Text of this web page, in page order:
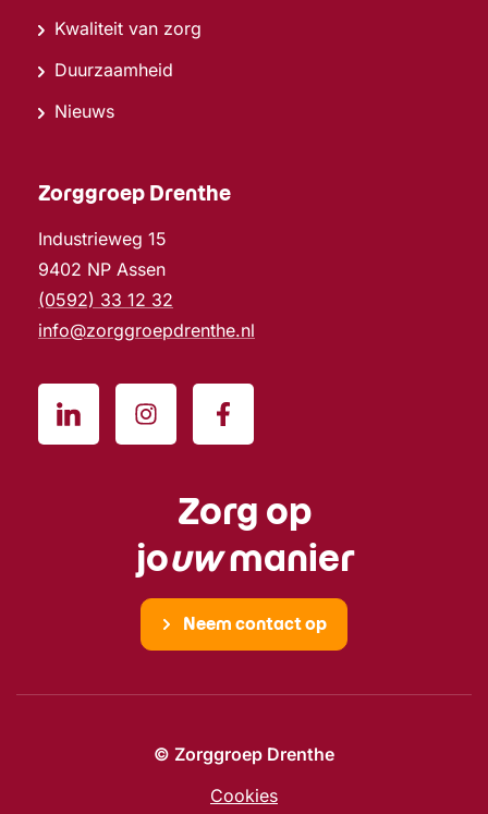
Kwaliteit van zorg
Duurzaamheid
Nieuws
Zorggroep Drenthe
Industrieweg 15
9402 NP Assen
(0592) 33 12 32
info@zorggroepdrenthe.nl
Zorg op
jouwmanier
Neem contact op
© Zorggroep Drenthe
Cookies